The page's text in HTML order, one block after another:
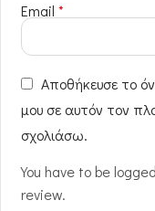
Email *
Αποθήκευσε το
μου σε αυτόν τον
σχολιάσω.
You have to be
review.